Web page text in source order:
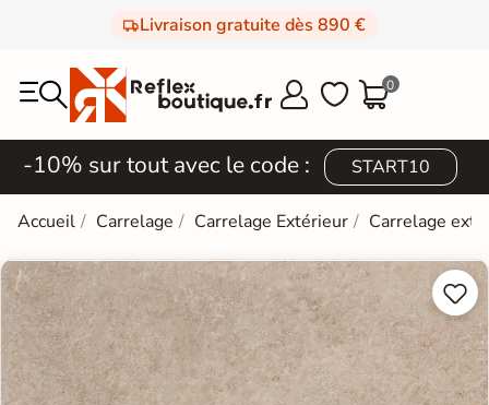
Livraison gratuite dès 890 €
  0
-10% sur tout avec le code : START10
Accueil Carrelage Carrelage Extérieur Carrelage

